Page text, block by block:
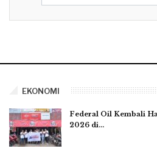
EKONOMI
Federal Oil Kembali
2026 di…